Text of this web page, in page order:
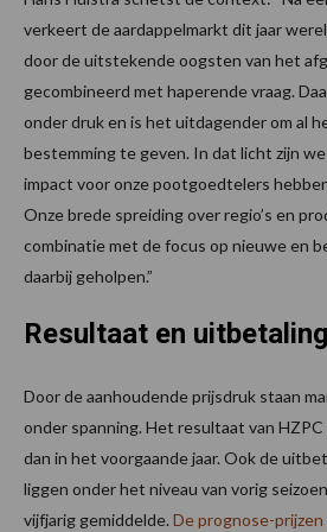
verkeert de aardappelmarkt dit jaar
door de uitstekende oogsten van het
gecombineerd met haperende vraag.
onder druk en is het uitdagender om al
bestemming te geven. In dat licht zijn
impact voor onze pootgoedtelers
Onze brede spreiding over regio’s en
combinatie met de focus op nieuwe en
daarbij geholpen.”
Resultaat en
Door de aanhoudende prijsdruk staan
onder spanning. Het resultaat van
dan in het voorgaande jaar. Ook de
liggen onder het niveau van vorig
vijfjarig gemiddelde.De prognose-